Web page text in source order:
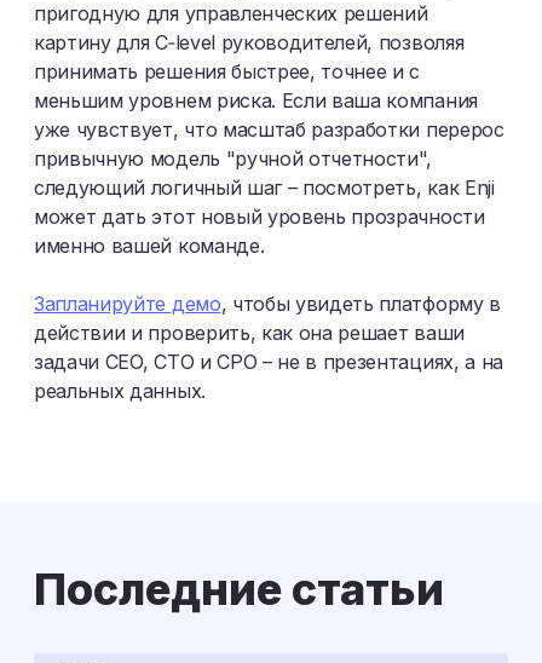
пригодную для управленческих решений
картину для C‑level руководителей, позволяя
принимать решения быстрее, точнее и с
меньшим уровнем риска. Если ваша компания
уже чувствует, что масштаб разработки перерос
привычную модель "ручной отчетности",
следующий логичный шаг – посмотреть, как Enji
может дать этот новый уровень прозрачности
именно вашей команде.​
Запланируйте демо, чтобы увидеть платформу в
действии и проверить, как она решает ваши
задачи CEO, CTO и CPO – не в презентациях, а на
реальных данных.
Последние статьи